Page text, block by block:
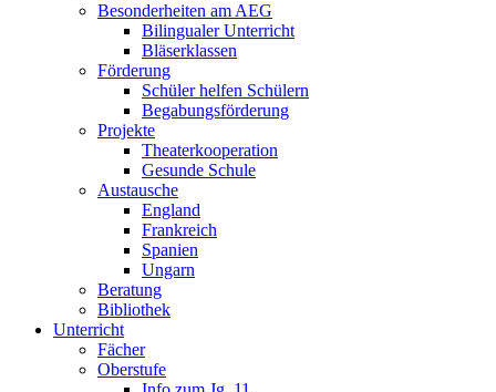
Besonderheiten am AEG
Bilingualer Unterricht
Bläserklassen
Förderung
Schüler helfen Schülern
Begabungsförderung
Projekte
Theaterkooperation
Gesunde Schule
Austausche
England
Frankreich
Spanien
Ungarn
Beratung
Bibliothek
Unterricht
Fächer
Oberstufe